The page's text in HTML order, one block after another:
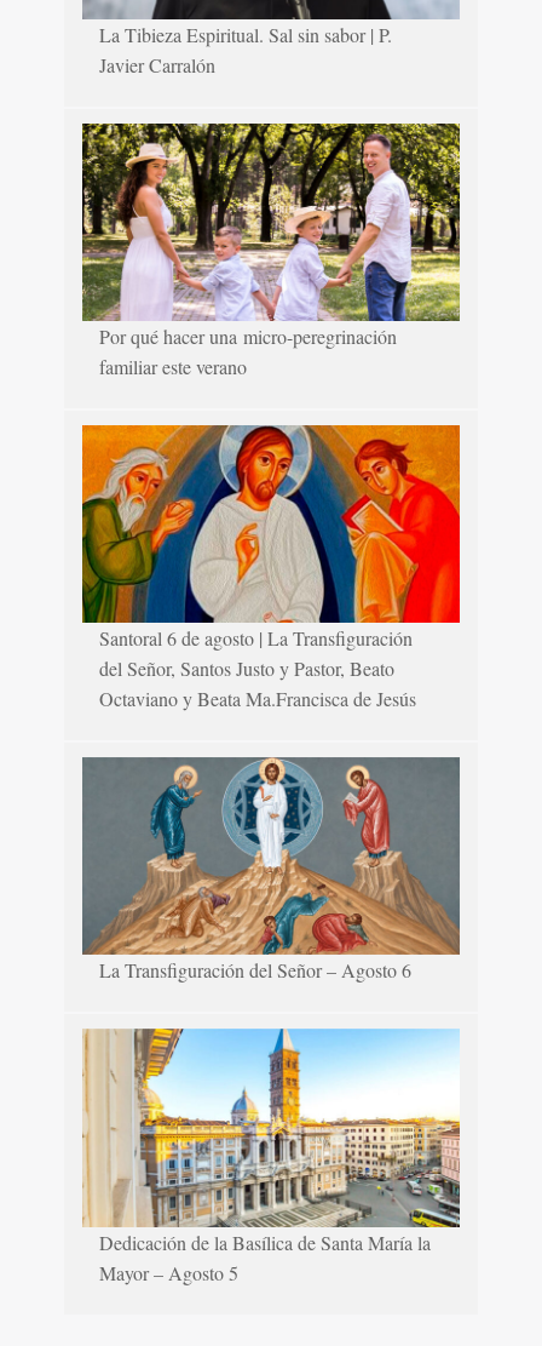
La Tibieza Espiritual. Sal sin sabor | P.
Javier Carralón
Por qué hacer una micro-peregrinación
familiar este verano
Santoral 6 de agosto | La Transfiguración
del Señor, Santos Justo y Pastor, Beato
Octaviano y Beata Ma.Francisca de Jesús
La Transfiguración del Señor – Agosto 6
Dedicación de la Basílica de Santa María la
Mayor – Agosto 5